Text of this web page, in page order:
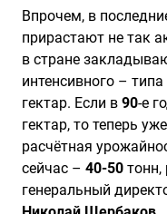
Впрочем, в
прирастают не так
в стране
интенсивного –
гектар. Если в 90-е
гектар, то теперь
расчётная
сейчас – 40-50 тонн,
генеральный